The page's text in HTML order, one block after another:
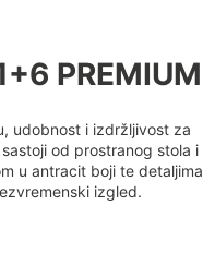
PREMIUM
udobnost i izdržljivost za
od prostranog stola i
u antracit boji te detaljima
izgled.